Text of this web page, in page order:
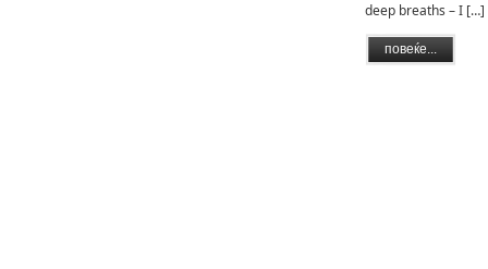
deep breaths – I […]
повеќе...